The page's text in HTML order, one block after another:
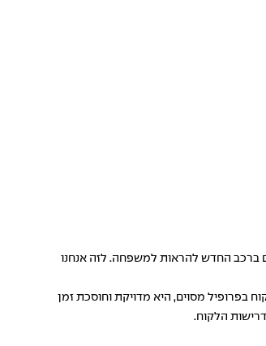
ברכב החדש להראות למשפחה. לזה אנחנו
מסוים, היא מדויקת וחוסכת זמן
הלקוח.